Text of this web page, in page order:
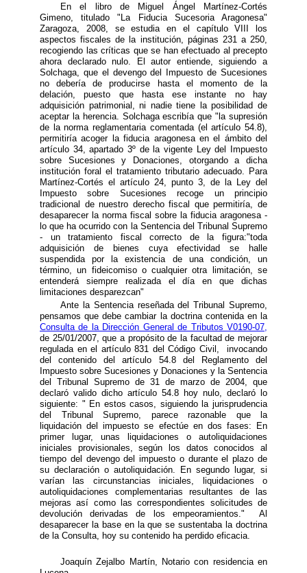
En el libro de Miguel Ángel Martínez-Cortés
Gimeno, titulado "La Fiducia Sucesoria Aragonesa"
Zaragoza, 2008, se estudia en el capítulo VIII los
aspectos fiscales de la institución, páginas 231 a 250,
recogiendo las críticas que se han efectuado al precepto
ahora declarado nulo. El autor entiende, siguiendo a
Solchaga, que el devengo del Impuesto de Sucesiones
no debería de producirse hasta el momento de la
delación, puesto que hasta ese instante no hay
adquisición patrimonial, ni nadie tiene la posibilidad de
aceptar la herencia. Solchaga escribía que "la supresión
de la norma reglamentaria comentada (el artículo 54.8),
permitiría acoger la fiducia aragonesa en el ámbito del
artículo 34, apartado 3º de la vigente Ley del Impuesto
sobre Sucesiones y Donaciones, otorgando a dicha
institución foral el tratamiento tributario adecuado. Para
Martínez-Cortés el artículo 24, punto 3, de la Ley del
Impuesto sobre Sucesiones recoge un principio
tradicional de nuestro derecho fiscal que permitiría, de
desaparecer la norma fiscal sobre la fiducia aragonesa -
lo que ha ocurrido con la Sentencia del Tribunal Supremo
- un tratamiento fiscal correcto de la figura:"toda
adquisición de bienes cuya efectividad se halle
suspendida por la existencia de una condición, un
término, un fideicomiso o cualquier otra limitación, se
entenderá siempre realizada el día en que dichas
limitaciones desparezcan"
Ante la Sentencia reseñada del Tribunal Supremo,
pensamos que debe cambiar la doctrina contenida en la
Consulta de la Dirección General de Tributos V0190-07,
de 25/01/2007, que a propósito de la facultad de mejorar
regulada en el artículo 831 del Código Civil, invocando
del contenido del artículo 54.8 del Reglamento del
Impuesto sobre Sucesiones y Donaciones y la Sentencia
del Tribunal Supremo de 31 de marzo de 2004, que
declaró valido dicho artículo 54.8 hoy nulo, declaró lo
siguiente: " En estos casos, siguiendo la jurisprudencia
del Tribunal Supremo, parece razonable que la
liquidación del impuesto se efectúe en dos fases: En
primer lugar, unas liquidaciones o autoliquidaciones
iniciales provisionales, según los datos conocidos al
tiempo del devengo del impuesto o durante el plazo de
su declaración o autoliquidación. En segundo lugar, si
varían las circunstancias iniciales, liquidaciones o
autoliquidaciones complementarias resultantes de las
mejoras así como las correspondientes solicitudes de
devolución derivadas de los empeoramientos." Al
desaparecer la base en la que se sustentaba la doctrina
de la Consulta, hoy su contenido ha perdido eficacia.
Joaquín Zejalbo Martín, Notario con residencia en